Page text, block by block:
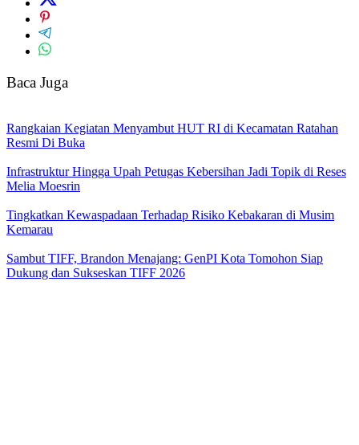
Baca Juga
Rangkaian Kegiatan Menyambut HUT RI di Kecamatan Ratahan
Resmi Di Buka
Infrastruktur Hingga Upah Petugas Kebersihan Jadi Topik di Reses
Melia Moesrin
Tingkatkan Kewaspadaan Terhadap Risiko Kebakaran di Musim
Kemarau
Sambut TIFF, Brandon Menajang: ​GenPI Kota Tomohon Siap
Dukung dan Sukseskan TIFF 2026